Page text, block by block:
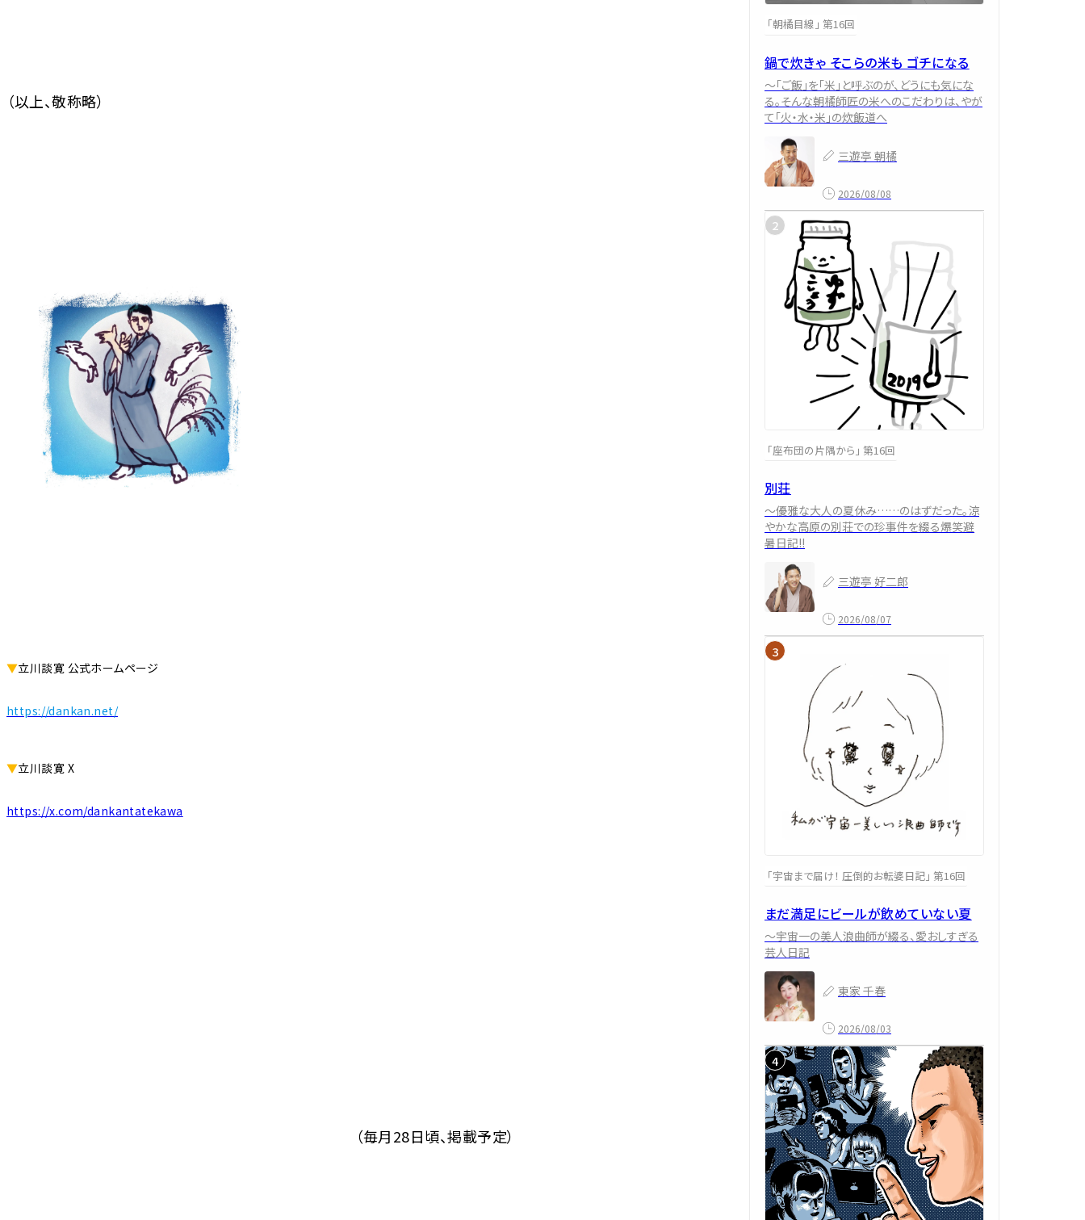
（以上、敬称略）
▼立川談寛 公式ホームページ
https://dankan.net/
▼立川談寛 X
https://x.com/dankantatekawa
（毎月28日頃、掲載予定）
「朝橘目線」 第16回
鍋で炊きゃ そこらの米も ゴチになる
～「ご飯」を「米」と呼ぶのが、どうにも気にな
る。そんな朝橘師匠の米へのこだわりは、やが
て「火・水・米」の炊飯道へ
三遊亭 朝橘
2026/08/08
「座布団の片隅から」 第16回
別荘
～優雅な大人の夏休み……のはずだった。涼
やかな高原の別荘での珍事件を綴る爆笑避
暑日記!!
三遊亭 好二郎
2026/08/07
「宇宙まで届け！ 圧倒的お転婆日記」 第16回
まだ満足にビールが飲めていない夏
～宇宙一の美人浪曲師が綴る、愛おしすぎる
芸人日記
東家 千春
2026/08/03